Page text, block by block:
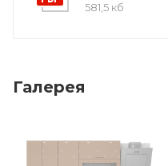
581,5 кб
Галерея